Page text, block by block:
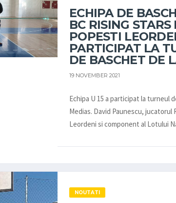
ECHIPA DE
BC RISING STARS
POPESTI
PARTICIPAT LA
DE BASCHET DE
19 NOVEMBER 2021
Echipa U 15 a participat la turneul
Medias. David Paunescu, jucatorul
Leordeni si component al Lotului
NOUTATI